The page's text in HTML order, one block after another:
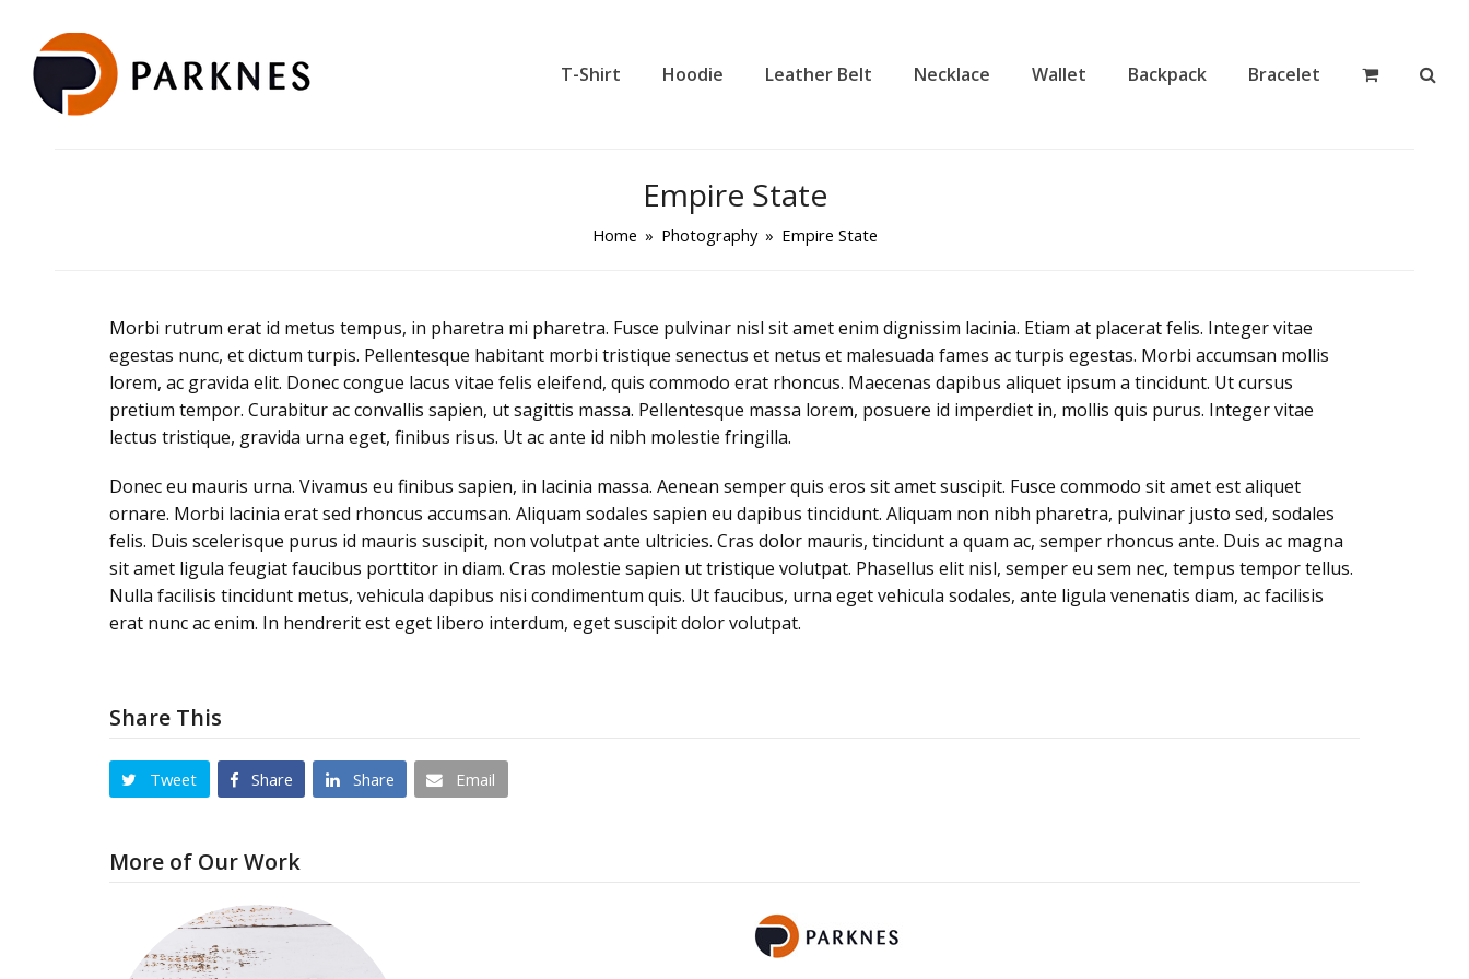
T-Shirt Hoodie Leather Belt Necklace Wallet Backpack Bracelet
Empire State
Home » Photography » Empire State
Morbi rutrum erat id metus tempus, in pharetra mi pharetra. Fusce pulvinar nisl sit amet enim dignissim lacinia. Etiam at placerat felis. Integer vitae
egestas nunc, et dictum turpis. Pellentesque habitant morbi tristique senectus et netus et malesuada fames ac turpis egestas. Morbi accumsan mollis
lorem, ac gravida elit. Donec congue lacus vitae felis eleifend, quis commodo erat rhoncus. Maecenas dapibus aliquet ipsum a tincidunt. Ut cursus
pretium tempor. Curabitur ac convallis sapien, ut sagittis massa. Pellentesque massa lorem, posuere id imperdiet in, mollis quis purus. Integer vitae
lectus tristique, gravida urna eget, finibus risus. Ut ac ante id nibh molestie fringilla.
Donec eu mauris urna. Vivamus eu finibus sapien, in lacinia massa. Aenean semper quis eros sit amet suscipit. Fusce commodo sit amet est aliquet
ornare. Morbi lacinia erat sed rhoncus accumsan. Aliquam sodales sapien eu dapibus tincidunt. Aliquam non nibh pharetra, pulvinar justo sed, sodales
felis. Duis scelerisque purus id mauris suscipit, non volutpat ante ultricies. Cras dolor mauris, tincidunt a quam ac, semper rhoncus ante. Duis ac magna
sit amet ligula feugiat faucibus porttitor in diam. Cras molestie sapien ut tristique volutpat. Phasellus elit nisl, semper eu sem nec, tempus tempor tellus.
Nulla facilisis tincidunt metus, vehicula dapibus nisi condimentum quis. Ut faucibus, urna eget vehicula sodales, ante ligula venenatis diam, ac facilisis
erat nunc ac enim. In hendrerit est eget libero interdum, eget suscipit dolor volutpat.
Share This
Tweet Share Share Email
More of Our Work